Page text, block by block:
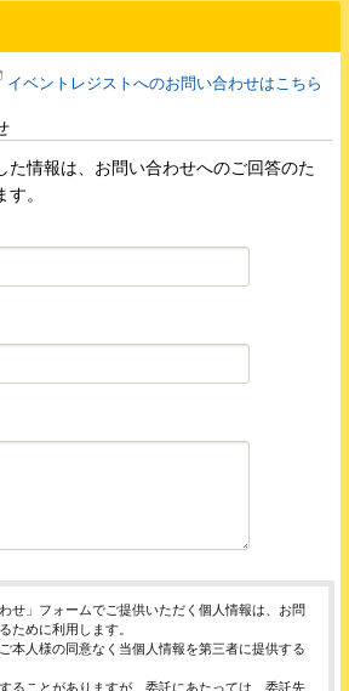
イベントレジストへのお問い合わせはこちら
た情報は、お問い合わせへのご回答のた
。
せ」フォームでご提供いただく個人情報は、お問
ために利用します。
本人様の同意なく当個人情報を第三者に提供する
ることがありますが、委託にあたっては、委託先